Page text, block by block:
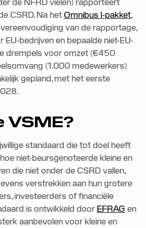
de NFRD vielen) rapporteert
CSRD. Na het Omnibus I-pakket,
van de rapportage,
bedrijven en bepaalde niet-EU-
drempels voor omzet (€450
(1.000 medewerkers)
gepland, met het eerste
VSME?
standaard die tot doel heeft
niet-beursgenoteerde kleine en
die niet onder de CSRD vallen,
verstrekken aan hun grotere
investeerders of financiële
is ontwikkeld door EFRAG en
aanbevolen voor kleine en